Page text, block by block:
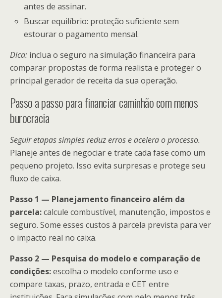
antes de assinar.
Buscar equilíbrio: proteção suficiente sem
estourar o pagamento mensal.
Dica: inclua o seguro na simulação financeira para
comparar propostas de forma realista e proteger o
principal gerador de receita da sua operação.
Passo a passo para financiar caminhão com menos
burocracia
Seguir etapas simples reduz erros e acelera o processo.
Planeje antes de negociar e trate cada fase como um
pequeno projeto. Isso evita surpresas e protege seu
fluxo de caixa.
Passo 1 — Planejamento financeiro além da
parcela:calcule combustível, manutenção, impostos e
seguro. Some esses custos à parcela prevista para ver
o impacto real no caixa.
Passo 2 — Pesquisa do modelo e comparação de
condições:escolha o modelo conforme uso e
compare taxas, prazo, entrada e CET entre